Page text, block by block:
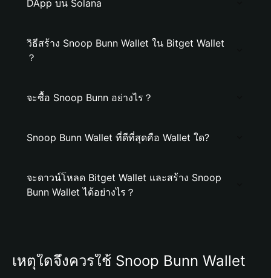
DApp บน Solana
วิธีสร้าง Snoop Bunn Wallet ใน Bitget Wallet
？
จะซื้อ Snoop Bunn อย่างไร？
Snoop Bunn Wallet ที่ดีที่สุดคือ Wallet ใด?
จะดาวน์โหลด Bitget Wallet และสร้าง Snoop
Bunn Wallet ได้อย่างไร？
เหตุใดจึงควรใช้ Snoop Bunn Wallet